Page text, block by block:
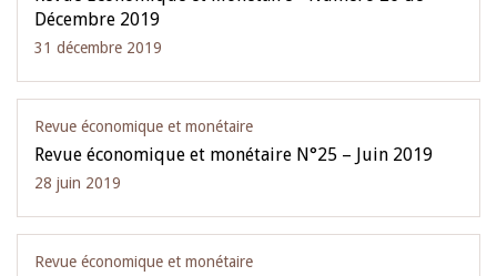
Décembre 2019
31 décembre 2019
Revue économique et monétaire
Revue économique et monétaire N°25 – Juin 2019
28 juin 2019
Revue économique et monétaire